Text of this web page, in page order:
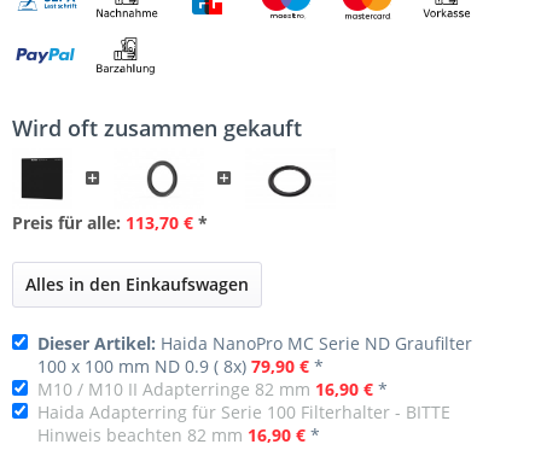
Wird oft zusammen gekauft
Preis für alle: 113,70 € *
Alles in den Einkaufswagen
Dieser Artikel: Haida NanoPro MC Serie ND Graufilter
100 x 100 mm ND 0.9 ( 8x) 79,90 € *
M10 / M10 II Adapterringe 82 mm 16,90 € *
Haida Adapterring für Serie 100 Filterhalter - BITTE
Hinweis beachten 82 mm 16,90 € *